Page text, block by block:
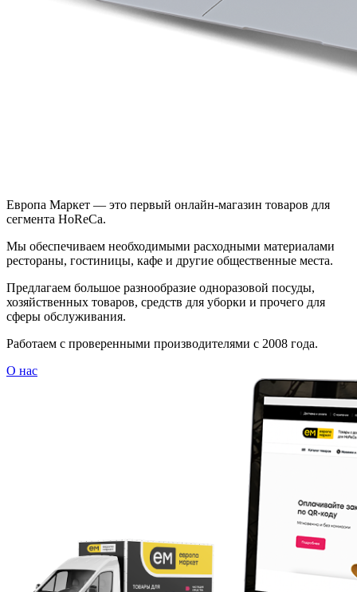
Европа Маркет — это первый онлайн-магазин товаров для
сегмента HoReCa.
Мы обеспечиваем необходимыми расходными материалами
рестораны, гостиницы, кафе и другие общественные места.
Предлагаем большое разнообразие одноразовой посуды,
хозяйственных товаров, средств для уборки и прочего для
сферы обслуживания.
Работаем с проверенными производителями с 2008 года.
О нас